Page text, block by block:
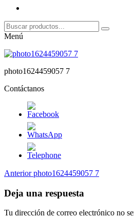
Menú
photo1624459057 7
Contáctanos
Navegación
de
entradas
Entrada
Anterior photo1624459057 7
Deja una respuesta
Tu dirección de correo electrónico no